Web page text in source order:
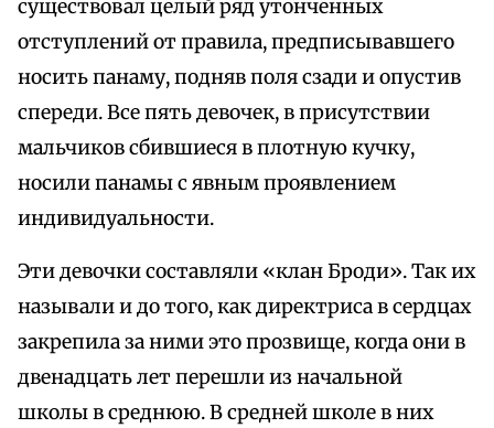
существовал целый ряд утонченных
отступлений от правила, предписывавшего
носить панаму, подняв поля сзади и опустив
спереди. Все пять девочек, в присутствии
мальчиков сбившиеся в плотную кучку,
носили панамы с явным проявлением
индивидуальности.
Эти девочки составляли «клан Броди». Так их
называли и до того, как директриса в сердцах
закрепила за ними это прозвище, когда они в
двенадцать лет перешли из начальной
школы в среднюю. В средней школе в них